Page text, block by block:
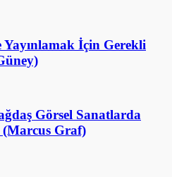
İçin Gerekli
Görsel Sanatlarda
(Marcus Graf)